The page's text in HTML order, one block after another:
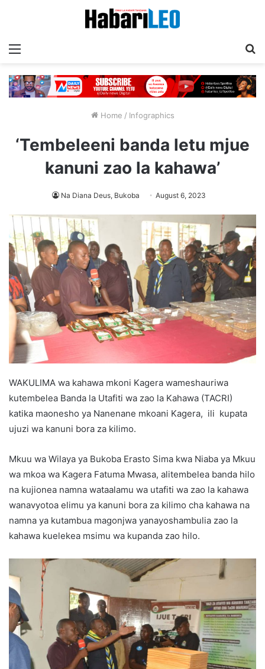
Home / Infographics
‘Tembeleeni banda letu mjue
kanuni zao la kahawa’
Na Diana Deus, Bukoba August 6, 2023
WAKULIMA wa kahawa mkoni Kagera wameshauriwa
kutembelea Banda la Utafiti wa zao la Kahawa (TACRI)
katika maonesho ya Nanenane mkoani Kagera, ili kupata
ujuzi wa kanuni bora za kilimo.
Mkuu wa Wilaya ya Bukoba Erasto Sima kwa Niaba ya Mkuu
wa mkoa wa Kagera Fatuma Mwasa, alitembelea banda hilo
na kujionea namna wataalamu wa utafiti wa zao la kahawa
wanavyotoa elimu ya kanuni bora za kilimo cha kahawa na
namna ya kutambua magonjwa yanayoshambulia zao la
kahawa kuelekea msimu wa kupanda zao hilo.